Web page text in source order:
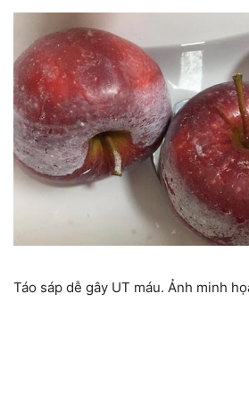
Táo sáp dễ gây UT máu. Ảnh minh